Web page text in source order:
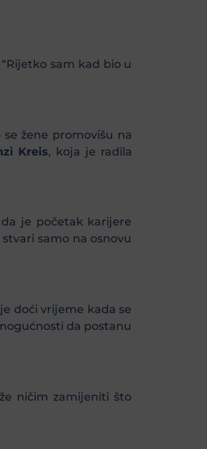
sam kad bio u
žene promovišu na
Kreis, koja je radila
je početak karijere
samo na osnovu
doći vrijeme kada se
da postanu
ničim zamijeniti što